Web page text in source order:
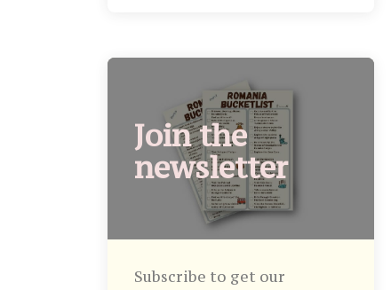
Join the
newsletter
Subscribe to get our